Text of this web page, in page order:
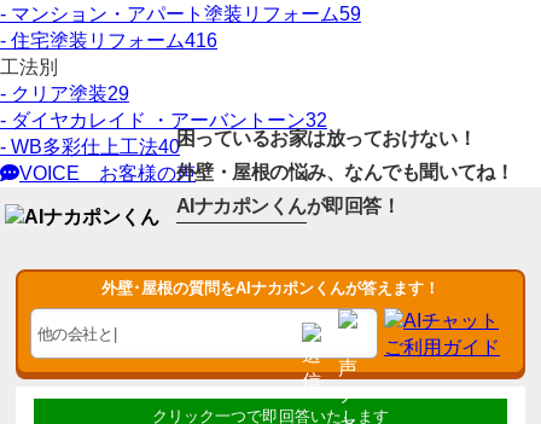
- マンション・アパート塗装リフォーム59
- 住宅塗装リフォーム416
工法別
- クリア塗装29
- ダイヤカレイド ・アーバントーン32
- WB多彩仕上工法40
VOICE
お客様の声
困っているお家は放っておけない！
外壁・屋根の悩み、なんでも聞いてね！
AIナカポンくんが即回答！
外壁･屋根の質問をAIナカポンくんが答えます！